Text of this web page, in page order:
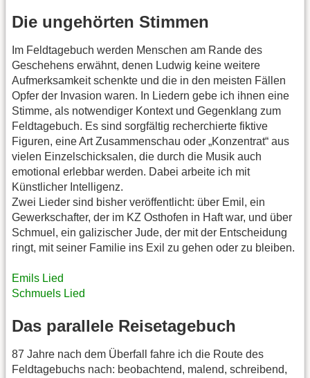
Die ungehörten Stimmen
Im Feldtagebuch werden Menschen am Rande des
Geschehens erwähnt, denen Ludwig keine weitere
Aufmerksamkeit schenkte und die in den meisten Fällen
Opfer der Invasion waren. In Liedern gebe ich ihnen eine
Stimme, als notwendiger Kontext und Gegenklang zum
Feldtagebuch. Es sind sorgfältig recherchierte fiktive
Figuren, eine Art Zusammenschau oder „Konzentrat“ aus
vielen Einzelschicksalen, die durch die Musik auch
emotional erlebbar werden. Dabei arbeite ich mit
Künstlicher Intelligenz.
Zwei Lieder sind bisher veröffentlicht: über Emil, ein
Gewerkschafter, der im KZ Osthofen in Haft war, und über
Schmuel, ein galizischer Jude, der mit der Entscheidung
ringt, mit seiner Familie ins Exil zu gehen oder zu bleiben.
Emils Lied
Schmuels Lied
Das parallele Reisetagebuch
87 Jahre nach dem Überfall fahre ich die Route des
Feldtagebuchs nach: beobachtend, malend, schreibend,